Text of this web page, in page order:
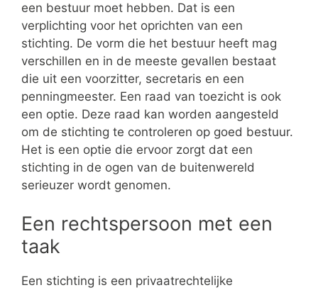
een bestuur moet hebben. Dat is een
verplichting voor het oprichten van een
stichting. De vorm die het bestuur heeft mag
verschillen en in de meeste gevallen bestaat
die uit een voorzitter, secretaris en een
penningmeester. Een raad van toezicht is ook
een optie. Deze raad kan worden aangesteld
om de stichting te controleren op goed bestuur.
Het is een optie die ervoor zorgt dat een
stichting in de ogen van de buitenwereld
serieuzer wordt genomen.
Een rechtspersoon met een
taak
Een stichting is een privaatrechtelijke